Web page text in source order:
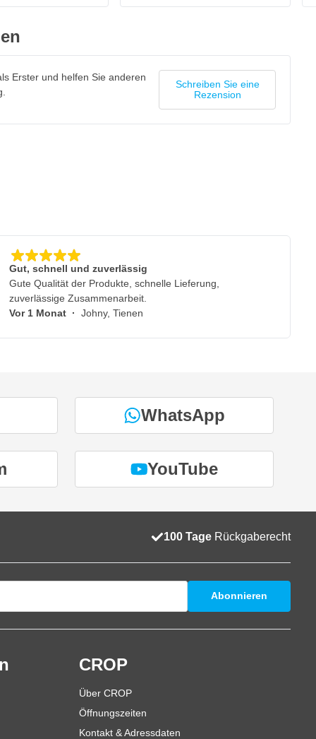
Erster und helfen Sie anderen
Schreiben Sie eine
Rezension
Gut, schnell und zuverlässig
Gute Qualität der Produkte, schnelle Lieferung,
zuverlässige Zusammenarbeit.
Vor 1 Monat · Johny, Tienen
WhatsApp
YouTube
100 Tage Rückgaberecht
Abonnieren
CROP
Über CROP
Öffnungszeiten
Kontakt & Adressdaten